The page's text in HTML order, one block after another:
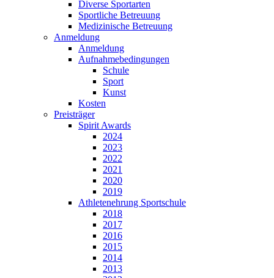
Diverse Sportarten
Sportliche Betreuung
Medizinische Betreuung
Anmeldung
Anmeldung
Aufnahmebedingungen
Schule
Sport
Kunst
Kosten
Preisträger
Spirit Awards
2024
2023
2022
2021
2020
2019
Athletenehrung Sportschule
2018
2017
2016
2015
2014
2013